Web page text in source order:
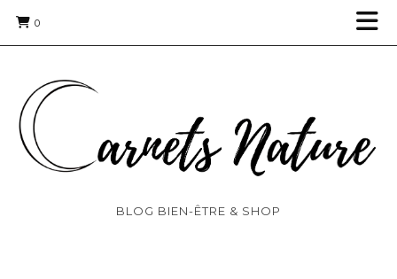
0
BLOG BIEN-ÊTRE & SHOP